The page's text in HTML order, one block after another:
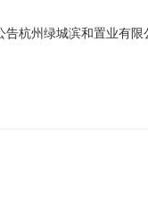
杭州绿城滨和置业有
输、安装及售后服务